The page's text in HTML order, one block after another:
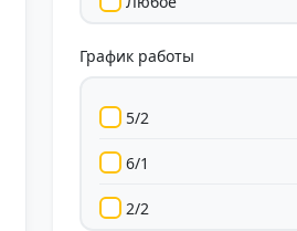
График работы
5/2
6/1
2/2